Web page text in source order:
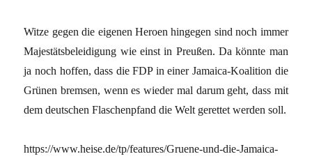
Witze gegen die eigenen Heroen hingegen sind noch immer
Majestätsbeleidigung wie einst in Preußen. Da könnte man
ja noch hoffen, dass die FDP in einer Jamaica-Koalition die
Grünen bremsen, wenn es wieder mal darum geht, dass mit
dem deutschen Flaschenpfand die Welt gerettet werden soll.
https://www.heise.de/tp/features/Gruene-und-die-Jamaica-